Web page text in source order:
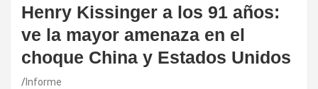
Henry Kissinger a los 91 años:
ve la mayor amenaza en el
choque China y Estados Unidos
Informe